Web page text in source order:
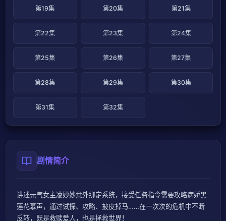
第19集 第20集 第21集
第22集 第23集 第24集
第25集 第26集 第27集
第28集 第29集 第30集
第31集 第32集
剧情简介
讲述元气女主凌妙妙意外绑定系统，接受任务指令需要攻略病娇黑
莲花慕声，通过试探、攻略、披皮掉马……在一次次的危机中不断
反转，既是救赎爱人，也是拯救世界！